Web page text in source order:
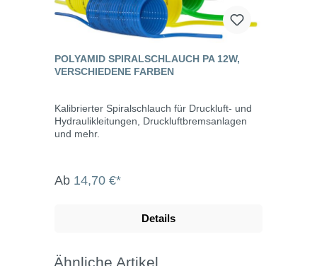
POLYAMID SPIRALSCHLAUCH PA 12W,
VERSCHIEDENE FARBEN
Kalibrierter Spiralschlauch für Druckluft- und
Hydraulikleitungen, Druckluftbremsanlagen
und mehr.
Ab 14,70 €*
Details
Ähnliche Artikel